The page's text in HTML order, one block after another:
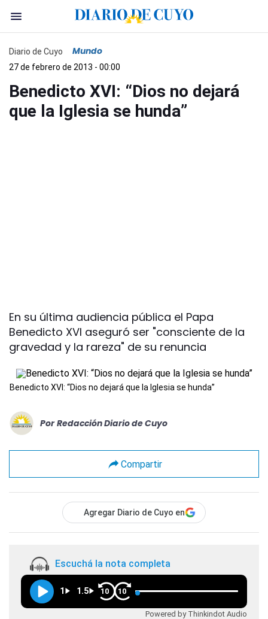
Diario de Cuyo Mundo
27 de febrero de 2013 - 00:00
Benedicto XVI: “Dios no dejará
que la Iglesia se hunda”
En su última audiencia pública el Papa
Benedicto XVI aseguró ser "consciente de la
gravedad y la rareza" de su renuncia
Benedicto XVI: “Dios no dejará que la Iglesia se hunda”
Por Redacción Diario de Cuyo
Compartir
Agregar Diario de Cuyo en
Escuchá la nota completa
1 1.5 10 10
Powered by Thinkindot Audio